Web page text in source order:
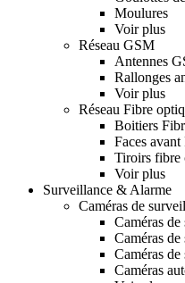
Moulures
Voir plus
Réseau GSM
Antennes
Rallonges
Voir plus
Réseau Fibre
Boitiers
Faces
Tiroirs fibre
Voir plus
Surveillance & Alarme
Caméras de
Caméras
Caméras
Caméras
Caméras